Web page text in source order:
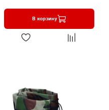
В корзину